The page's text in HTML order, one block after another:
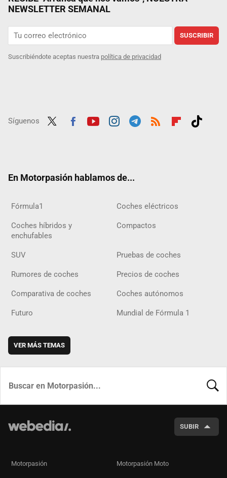
NEWSLETTER SEMANAL
SUSCRIBIR
Suscribiéndote aceptas nuestra política de privacidad
Síguenos
En Motorpasión hablamos de...
Fórmula1 Coches eléctricos
Coches híbridos y
enchufables
Compactos
SUV Pruebas de coches
Rumores de coches Precios de coches
Comparativa de coches Coches autónomos
Futuro Mundial de Fórmula 1
VER MÁS TEMAS
SUBIR
Motorpasión Motorpasión Moto